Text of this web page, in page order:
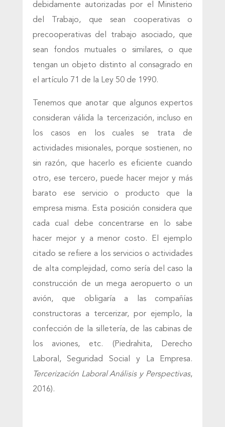
debidamente autorizadas por el Ministerio
del Trabajo, que sean cooperativas o
precooperativas del trabajo asociado, que
sean fondos mutuales o similares, o que
tengan un objeto distinto al consagrado en
el artículo 71 de la Ley 50 de 1990.
Tenemos que anotar que algunos expertos
consideran válida la tercerización, incluso en
los casos en los cuales se trata de
actividades misionales, porque sostienen, no
sin razón, que hacerlo es eficiente cuando
otro, ese tercero, puede hacer mejor y más
barato ese servicio o producto que la
empresa misma. Esta posición considera que
cada cual debe concentrarse en lo sabe
hacer mejor y a menor costo. El ejemplo
citado se refiere a los servicios o actividades
de alta complejidad, como sería del caso la
construcción de un mega aeropuerto o un
avión, que obligaría a las compañías
constructoras a tercerizar, por ejemplo, la
confección de la silletería, de las cabinas de
los aviones, etc. (Piedrahita, Derecho
Laboral, Seguridad Social y La Empresa.
Tercerización Laboral Análisis y Perspectivas,
2016).